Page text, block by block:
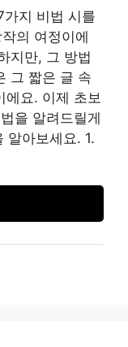
지 비법 시를
의 여정이에
지만, 그 방법
그 짧은 글 속
에요. 이제 초보
을 알려드릴게
알아보세요. 1.